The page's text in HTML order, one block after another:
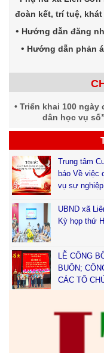
đoàn kết, trí tuệ,
Hướng dẫn đăng
Hướng dẫn phản
Triển khai 100
dân học vụ
Trung tâm
báo Về việc
vụ sự
UBND xã
Kỳ họp thứ
LỄ CÔNG
BUÔN;
CÁC TỔ